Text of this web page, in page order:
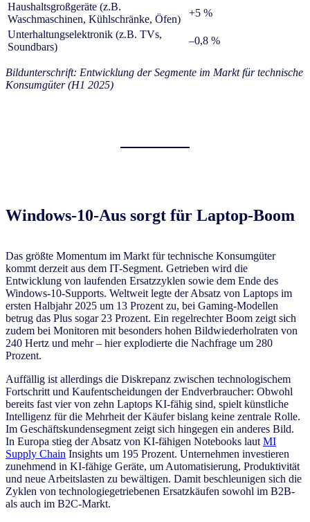
Haushaltsgroßgeräte (z.B.
Waschmaschinen, Kühlschränke, Öfen)
+5 %
Unterhaltungselektronik (z.B. TVs,
Soundbars)
–0,8 %
Bildunterschrift: Entwicklung der Segmente im Markt für technische
Konsumgüter (H1 2025)
Windows-10-Aus sorgt für Laptop-Boom
Das größte Momentum im Markt für technische Konsumgüter
kommt derzeit aus dem IT-Segment. Getrieben wird die
Entwicklung von laufenden Ersatzzyklen sowie dem Ende des
Windows-10-Supports. Weltweit legte der Absatz von Laptops im
ersten Halbjahr 2025 um 13 Prozent zu, bei Gaming-Modellen
betrug das Plus sogar 23 Prozent. Ein regelrechter Boom zeigt sich
zudem bei Monitoren mit besonders hohen Bildwiederholraten von
240 Hertz und mehr – hier explodierte die Nachfrage um 280
Prozent.
Auffällig ist allerdings die Diskrepanz zwischen technologischem
Fortschritt und Kaufentscheidungen der Endverbraucher: Obwohl
bereits fast vier von zehn Laptops KI-fähig sind, spielt künstliche
Intelligenz für die Mehrheit der Käufer bislang keine zentrale Rolle.
Im Geschäftskundensegment zeigt sich hingegen ein anderes Bild.
In Europa stieg der Absatz von KI-fähigen Notebooks laut MI
Supply Chain Insights um 195 Prozent. Unternehmen investieren
zunehmend in KI-fähige Geräte, um Automatisierung, Produktivität
und neue Arbeitslasten zu bewältigen. Damit beschleunigen sich die
Zyklen von technologiegetriebenen Ersatzkäufen sowohl im B2B-
als auch im B2C-Markt.